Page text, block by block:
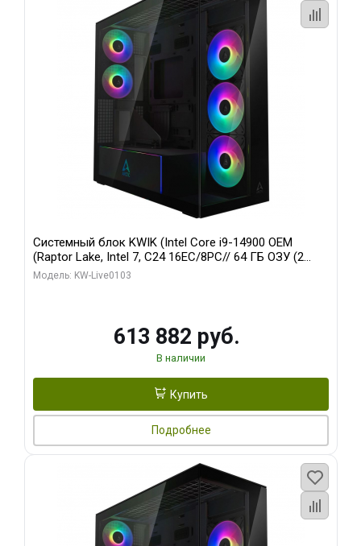
Системный блок KWIK (Intel Core i9-14900 OEM
(Raptor Lake, Intel 7, C24 16EC/8PC// 64 ГБ ОЗУ (2
модуля)/ Afox RTX4090 24GB GDDR6X 384-Bit 3xDP
Модель: KW-Live0103
613 882 руб.
В наличии
Купить
Подробнее